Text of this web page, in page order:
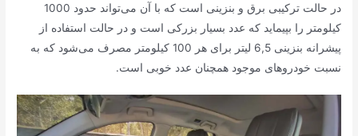
در حالت ترکیبی برق و بنزینی است که با آن می‌تواند حدود 1000
کیلومتر را بپیماید که عدد بسیار بزرکی است و در حالت استفاده از
پیشرانه بنزینی 6,5 لیتر برای هر 100 کیلومتر مصرف می‌شود که به
نسبت خودروهای موجود همچنان عدد خوبی است.